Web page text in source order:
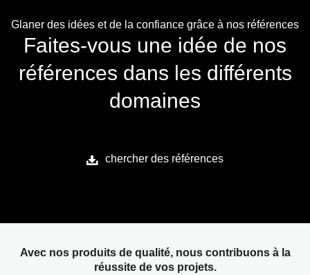
Glaner des idées et de la confiance grâce à nos références
Faites-vous une idée de nos
références dans les différents
domaines
chercher des références
Avec nos produits de qualité, nous contribuons à la
réussite de vos projets.